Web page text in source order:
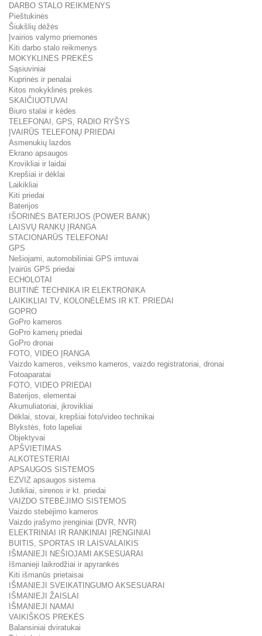
DARBO STALO REIKMENYS
Pieštukinės
Šiukšlių dėžės
Įvairios valymo priemonės
Kiti darbo stalo reikmenys
MOKYKLINĖS PREKĖS
Sąsiuviniai
Kuprinės ir penalai
Kitos mokyklinės prekės
SKAIČIUOTUVAI
Biuro stalai ir kėdės
TELEFONAI, GPS, RADIO RYŠYS
ĮVAIRŪS TELEFONŲ PRIEDAI
Asmenukių lazdos
Ekrano apsaugos
Krovikliai ir laidai
Krepšiai ir dėklai
Laikikliai
Kiti priedai
Baterijos
IŠORINĖS BATERIJOS (POWER BANK)
LAISVŲ RANKŲ ĮRANGA
STACIONARŪS TELEFONAI
GPS
Nešiojami, automobiliniai GPS imtuvai
Įvairūs GPS priedai
ECHOLOTAI
BUITINĖ TECHNIKA IR ELEKTRONIKA
LAIKIKLIAI TV, KOLONĖLĖMS IR KT. PRIEDAI
GOPRO
GoPro kameros
GoPro kamerų priedai
GoPro dronai
FOTO, VIDEO ĮRANGA
Vaizdo kameros, veiksmo kameros, vaizdo registratoriai, dronai
Fotoaparatai
FOTO, VIDEO PRIEDAI
Baterijos, elementai
Akumuliatoriai, įkrovikliai
Dėklai, stovai, krepšiai foto/video technikai
Blykstės, foto lapeliai
Objektyvai
APŠVIETIMAS
ALKOTESTERIAI
APSAUGOS SISTEMOS
EZVIZ apsaugos sistema
Jutikliai, sirenos ir kt. priedai
VAIZDO STEBĖJIMO SISTEMOS
Vaizdo stebėjimo kameros
Vaizdo įrašymo įrenginiai (DVR, NVR)
ELEKTRINIAI IR RANKINIAI ĮRENGINIAI
BUITIS, SPORTAS IR LAISVALAIKIS
IŠMANIEJI NEŠIOJAMI AKSESUARAI
Išmanieji laikrodžiai ir apyrankės
Kiti išmanūs prietaisai
IŠMANIEJI SVEIKATINGUMO AKSESUARAI
IŠMANIEJI ŽAISLAI
IŠMANIEJI NAMAI
VAIKIŠKOS PREKĖS
Balansiniai dviratukai